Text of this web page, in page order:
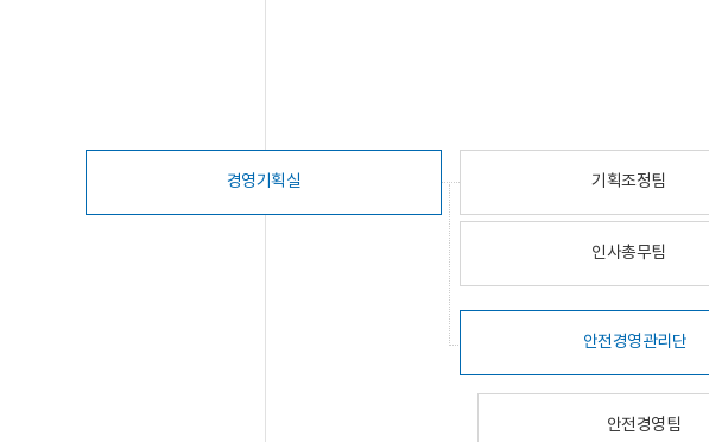
경영기획실 기획조정팀
인사총무팀
안전경영관리단
안전경영팀